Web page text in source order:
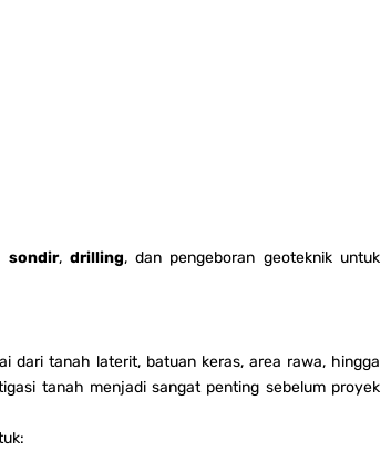
sondir, drilling, dan pengeboran geoteknik untuk
dari tanah laterit, batuan keras, area rawa, hingga
tanah menjadi sangat penting sebelum proyek